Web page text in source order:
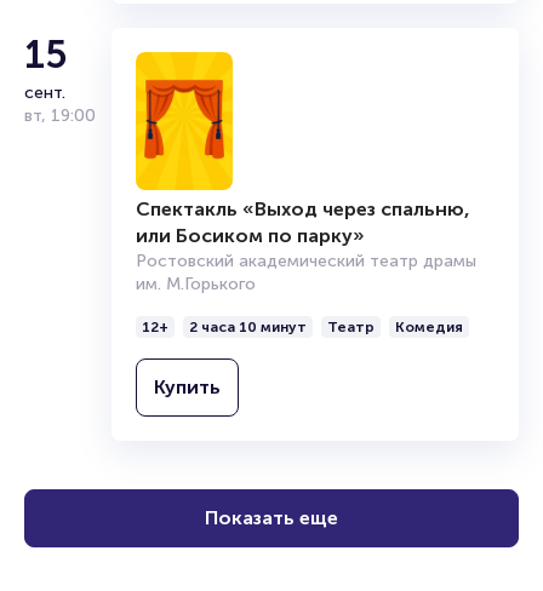
одиннадцати фильмах и телесериалах, среди которых:
«Дневник убийцы» (2002), «Чики», «Капкан для монстра»
(2020), «Юристы» (2018). В 2006 году она исполнила
главную роль жены Анатолия в фильме «Последний забой».
В одном из интервью Татьяна отметила, что её опыты в
кино были скорее интересным экспериментом, нежели
полноценной карьерой. Она подчеркнула, что в театре
подготовка к ролям всегда более тщательная, тогда как
За её вклад в развитие театрального искусства Татьяна
2004 году.
15
сент.
вт, 19:00
Спектакль «Выход через спальню,
или Босиком по парку»
Ростовский академический театр драмы
им. М.Горького
12+ 2 часа 10 минут Театр Комедия
Купить
Показать еще